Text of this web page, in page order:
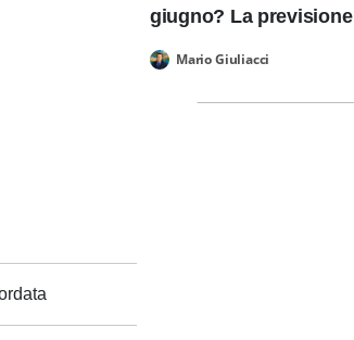
giugno? La previsione
Mario Giuliacci